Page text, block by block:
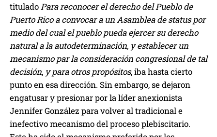
tituladoPara reconocer el derecho del Pueblo de
Puerto Rico a convocar a un Asamblea de status por
medio del cual el pueblo pueda ejercer su derecho
natural a la autodeterminación, y establecer un
mecanismo par la consideración congresional de tal
decisión, y para otros propósitos, iba hasta cierto
punto en esa dirección. Sin embargo, se dejaron
engatusar y presionar por la líder anexionista
Jennifer González para volver al tradicional e
inefectivo mecanismo del proceso plebiscitario.